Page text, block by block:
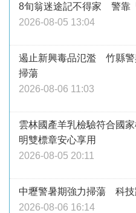
8旬翁迷途記不得家 警靠
2026-08-05 13:04
遏止新興毒品氾濫 竹縣警
掃蕩
2026-08-06 11:03
雲林國產羊乳檢驗符合國
明雙標章安心享用
2026-08-05 20:11
中壢警暑期強力掃蕩 科技
2026-08-06 16:14